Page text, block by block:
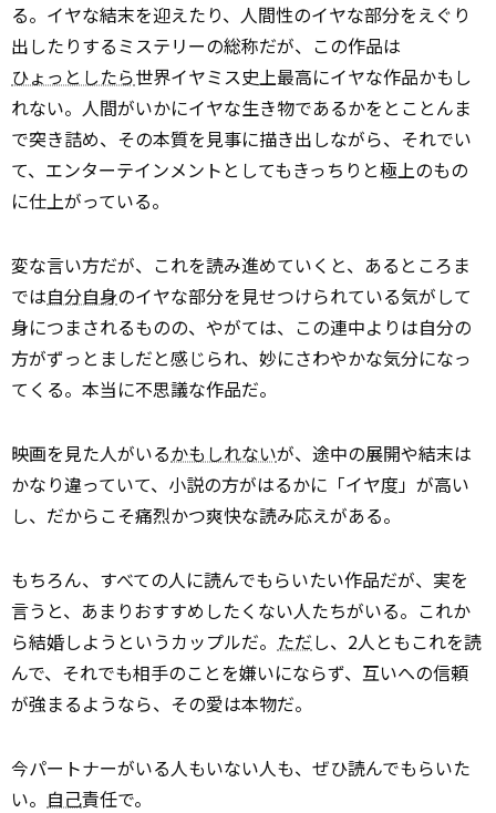
る。イヤな結末を迎えたり、人間性のイヤな部分をえぐり
出したりするミステリーの総称だが、この作品は
ひょっとしたら世界イヤミス史上最高にイヤな作品かもし
れない。人間がいかにイヤな生き物であるかをとことんま
で突き詰め、その本質を見事に描き出しながら、それでい
て、エンターテインメントとしてもきっちりと極上のもの
に仕上がっている。
変な言い方だが、これを読み進めていくと、あるところま
では自分自身のイヤな部分を見せつけられている気がして
身につまされるものの、やがては、この連中よりは自分の
方がずっとましだと感じられ、妙にさわやかな気分になっ
てくる。本当に不思議な作品だ。
映画を見た人がいるかもしれないが、途中の展開や結末は
かなり違っていて、小説の方がはるかに「イヤ度」が高い
し、だからこそ痛烈かつ爽快な読み応えがある。
もちろん、すべての人に読んでもらいたい作品だが、実を
言うと、あまりおすすめしたくない人たちがいる。これか
ら結婚しようというカップルだ。 ただし、2人ともこれを読
んで、それでも相手のことを嫌いにならず、互いへの信頼
が強まるようなら、その愛は本物だ。
今パートナーがいる人もいない人も、ぜひ読んでもらいた
い。 自己責任で。